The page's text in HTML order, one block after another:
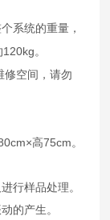
系统的重量，
120kg 。
修空间，请勿
高75cm 。
行样品处理。
的产生。